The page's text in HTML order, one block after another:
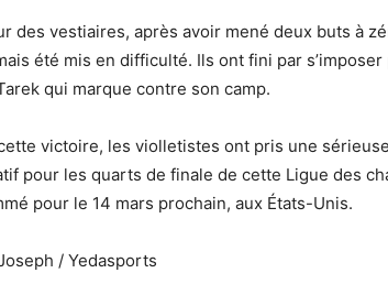
des vestiaires, après avoir mené deux buts à
été mis en difficulté. Ils ont fini par
qui marque contre son camp.
victoire, les violletistes ont pris une
pour les quarts de finale de cette Ligue des
pour le 14 mars prochain, aux États-Unis.
/ Yedasports